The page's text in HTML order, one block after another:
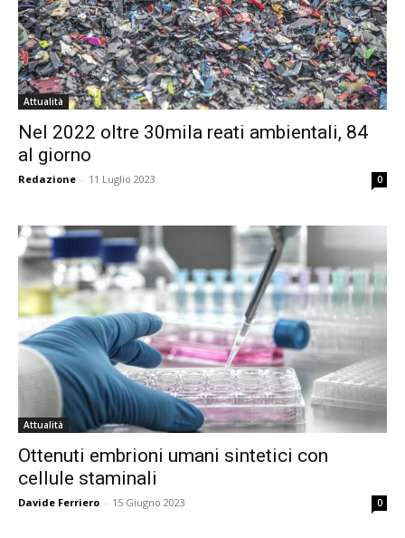
Attualità
Nel 2022 oltre 30mila reati ambientali, 84
al giorno
Redazione - 11 Luglio 2023 0
Attualità
Ottenuti embrioni umani sintetici con
cellule staminali
Davide Ferriero - 15 Giugno 2023 0